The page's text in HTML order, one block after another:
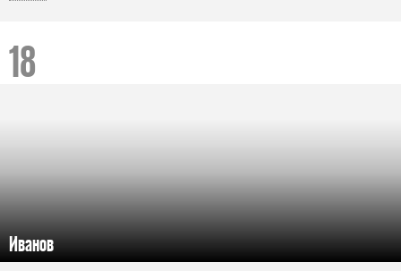
Иванов